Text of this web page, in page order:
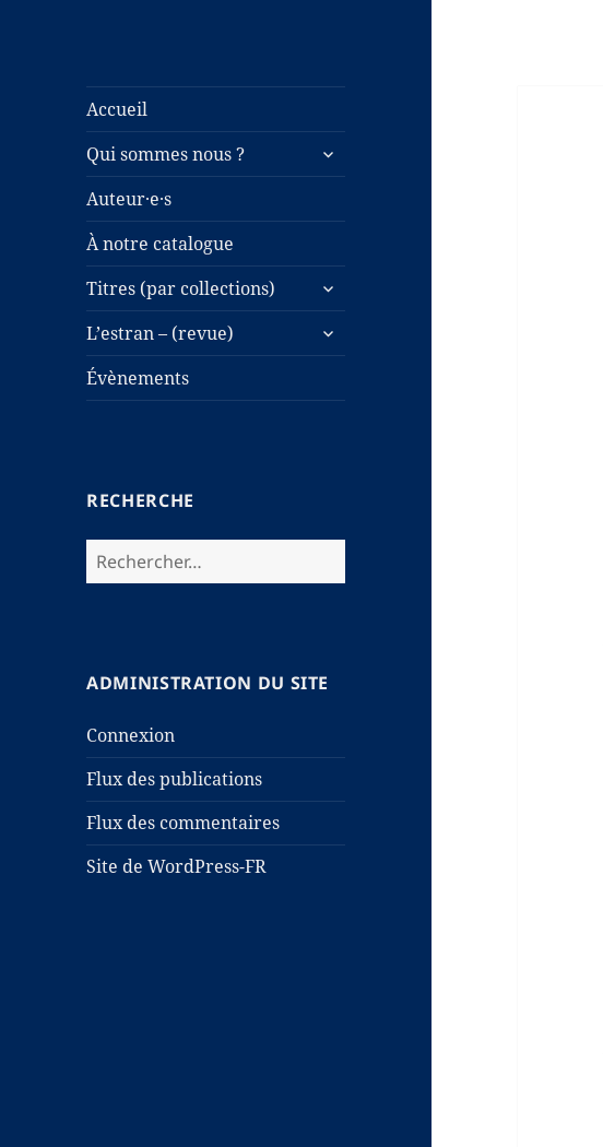
Accueil
Qui sommes nous ?
ouvrir
le
menu
Auteur·e·s
À notre catalogue
Titres (par collections)
ouvrir
le
sous-
menu
L’estran – (revue)
ouvrir
le
menu
Évènements
RECHERCHE
Rechercher :
ADMINISTRATION DU SITE
Connexion
Flux des publications
Flux des commentaires
Site de WordPress-FR